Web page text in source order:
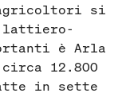
si
lattiero-
è Arla
12.800
in sette